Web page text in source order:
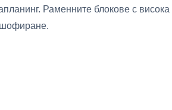
Раменните блокове с висока
шофиране.